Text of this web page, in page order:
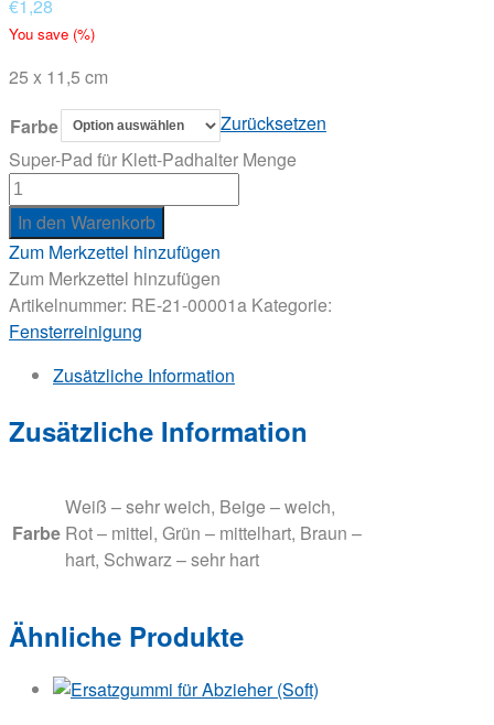
€1,28
You save (%)
25 x 11,5 cm
Farbe
Zurücksetzen
Super-Pad für Klett-Padhalter Menge
In den Warenkorb
Zum Merkzettel hinzufügen
Zum Merkzettel hinzufügen
Artikelnummer: RE-21-00001a Kategorie:
Fensterreinigung
Zusätzliche Information
Zusätzliche Information
Farbe
Weiß – sehr weich, Beige – weich,
Rot – mittel, Grün – mittelhart, Braun –
hart, Schwarz – sehr hart
Ähnliche Produkte